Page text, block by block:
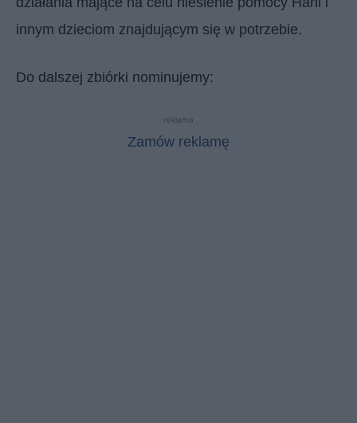
innym dzieciom znajdującym się w potrzebie.
Do dalszej zbiórki nominujemy:
reklama
Zamów reklamę